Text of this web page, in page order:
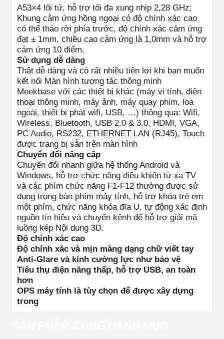
A53×4 lõi tứ, hỗ trợ tối đa xung nhịp 2,28 GHz;
Khung cảm ứng hồng ngoại có độ chính xác cao
có thể tháo rời phía trước, độ chính xác cảm ứng
đạt ± 1mm, chiều cao cảm ứng là 1,0mm và hỗ trợ
cảm ứng 10 điểm.
Sử dụng dễ dàng
Thật dễ dàng và có rất nhiều tiện lợi khi bạn muốn
kết nối Màn hình tương tác thông minh
Meekbase với các thiết bị khác (máy vi tính, điện
thoại thông minh, máy ảnh, máy quay phim, loa
ngoài, thiết bị phát wifi, USB, …) thông qua: Wifi,
Wireless, Bluetooth, USB 2.0 & 3.0, HDMI, VGA,
PC Audio, RS232, ETHERNET LAN (RJ45), Touch
được trang bị sẵn trên màn hình
Chuyển đổi nâng cấp
Chuyển đổi nhanh giữa hệ thống Android và
Windows, hỗ trợ chức năng điều khiển từ xa TV
và các phím chức năng F1-F12 thường được sử
dụng trong bàn phím máy tính, hỗ trợ khóa trẻ em
một phím, chức năng khóa đĩa U, tự động xác định
nguồn tín hiệu và chuyển kênh để hỗ trợ giải mã
luồng kép Nội dung 3D.
Độ chính xác cao
Độ chính xác và mịn màng dạng chữ viết tay
Anti-Glare và kính cường lực như bảo vệ
Tiêu thụ điện năng thấp, hỗ trợ USB, an toàn
hơn
OPS máy tính là tùy chọn để được xây dựng
trong